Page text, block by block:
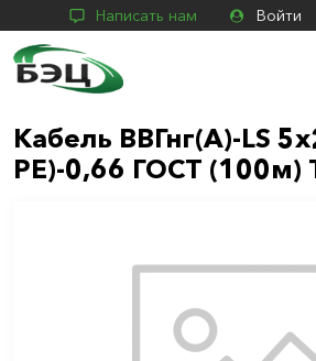
Написать нам Войти
Кабель ВВГнг(А)-LS
PE)-0,66 ГОСТ (100м)